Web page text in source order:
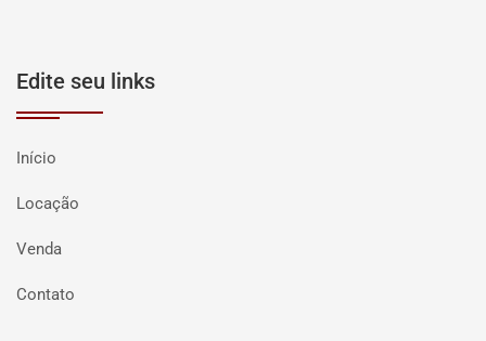
Edite seu links
Início
Locação
Venda
Contato